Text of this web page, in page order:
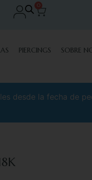
0
PIERCINGS SOBRE
desde la fecha de